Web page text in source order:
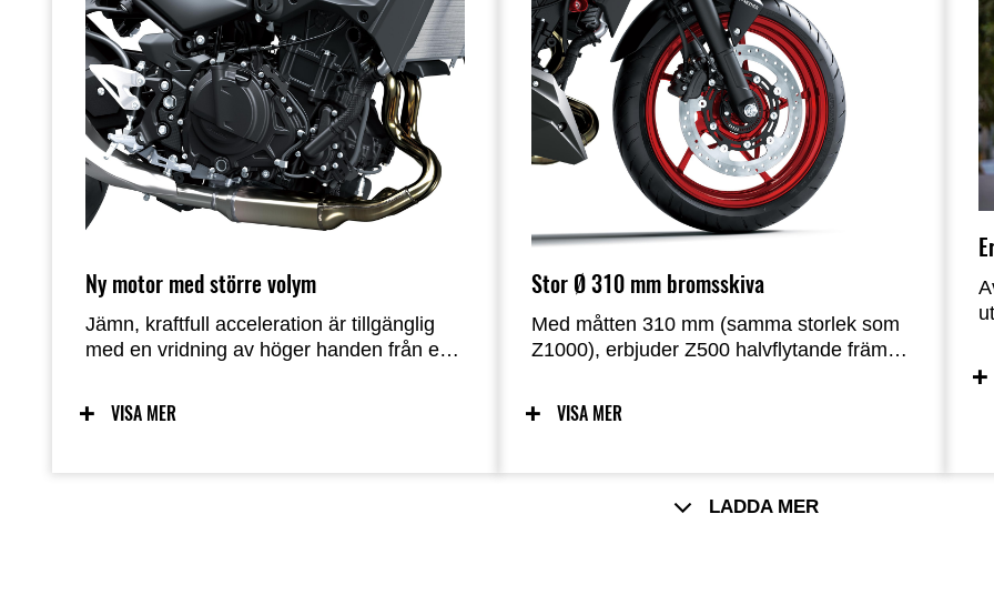
Ny motor med större volym
Jämn, kraftfull acceleration är tillgänglig
med en vridning av höger handen från en
snabb tack vare massor av kraft i låg- till
mellanvarvsregistret och tillräckligt med
VISA MER
Stor Ø 310 mm bromsskiva
Med måtten 310 mm (samma storlek som
Z1000), erbjuder Z500 halvflytande främre
modeller är utrustade med ABS.
VISA MER
LADDA MER